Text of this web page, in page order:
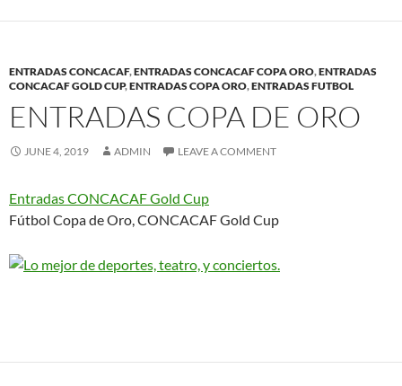
ENTRADAS CONCACAF,ENTRADAS CONCACAF COPA ORO,ENTRADAS
CONCACAF GOLD CUP,ENTRADAS COPA ORO,ENTRADAS FUTBOL
ENTRADAS COPA DE ORO
JUNE 4, 2019 ADMIN LEAVE A COMMENT
Entradas CONCACAF Gold Cup
Fútbol Copa de Oro, CONCACAF Gold Cup